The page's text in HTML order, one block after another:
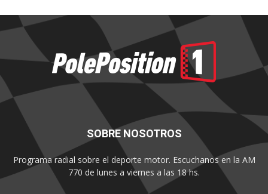
SOBRE NOSOTROS
Programa radial sobre el deporte motor. Escuchanos en la AM
770 de lunes a viernes a las 18 hs.